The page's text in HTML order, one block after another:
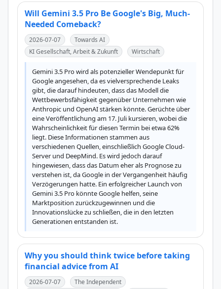
Will Gemini 3.5 Pro Be Google's Big, Much-
Needed Comeback?
2026-07-07
Towards AI
KI Gesellschaft, Arbeit & Zukunft
Wirtschaft
Gemini 3.5 Pro wird als potenzieller Wendepunkt für
Google angesehen, da es vielversprechende Leaks
gibt, die darauf hindeuten, dass das Modell die
Wettbewerbsfähigkeit gegenüber Unternehmen wie
Anthropic und OpenAI stärken könnte. Gerüchte über
eine Veröffentlichung am 17. Juli kursieren, wobei die
Wahrscheinlichkeit für diesen Termin bei etwa 62%
liegt. Diese Informationen stammen aus
verschiedenen Quellen, einschließlich Google Cloud-
Server und DeepMind. Es wird jedoch darauf
hingewiesen, dass das Datum eher als Prognose zu
verstehen ist, da Google in der Vergangenheit häufig
Verzögerungen hatte. Ein erfolgreicher Launch von
Gemini 3.5 Pro könnte Google helfen, seine
Marktposition zurückzugewinnen und die
Innovationslücke zu schließen, die in den letzten
Generationen entstanden ist.
Why you should think twice before taking
financial advice from AI
2026-07-07
The Independent